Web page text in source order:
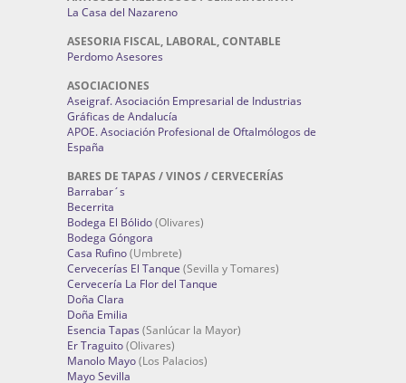
La Casa del Nazareno
ASESORIA FISCAL, LABORAL, CONTABLE
Perdomo Asesores
ASOCIACIONES
Aseigraf. Asociación Empresarial de Industrias
Gráficas de Andalucía
APOE. Asociación Profesional de Oftalmólogos de
España
BARES DE TAPAS / VINOS / CERVECERÍAS
Barrabar´s
Becerrita
Bodega El Bólido(Olivares)
Bodega Góngora
Casa Rufino(Umbrete)
Cervecerías El Tanque (Sevilla y Tomares)
Cervecería La Flor del Tanque
Doña Clara
Doña Emilia
Esencia Tapas (Sanlúcar la Mayor)
Er Traguito(Olivares)
Manolo Mayo(Los Palacios)
Mayo Sevilla